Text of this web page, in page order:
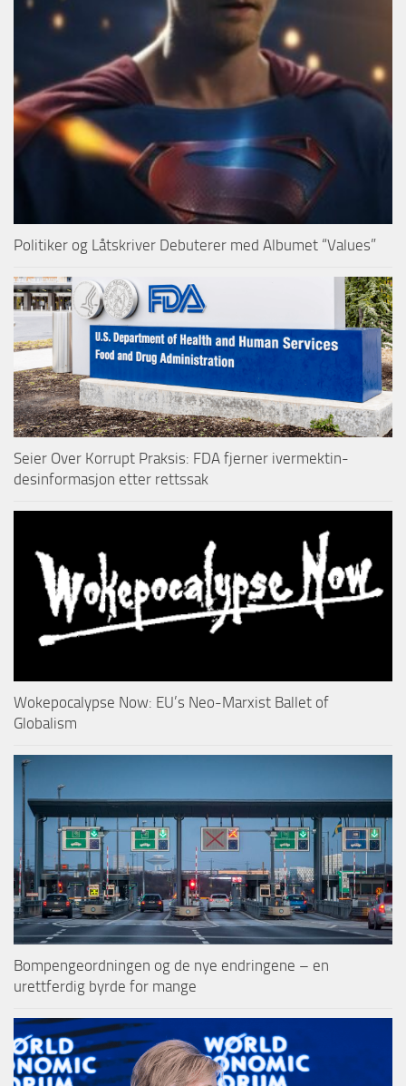
Politiker og Låtskriver Debuterer med Albumet “Values”
Seier Over Korrupt Praksis: FDA fjerner ivermektin-
desinformasjon etter rettssak
Wokepocalypse Now: EU’s Neo-Marxist Ballet of
Globalism
Bompengeordningen og de nye endringene – en
urettferdig byrde for mange